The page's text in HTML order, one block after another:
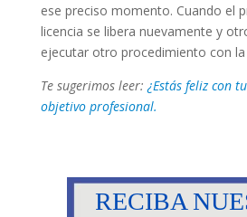
ese preciso momento. Cuando el
licencia se libera nuevamente y
ejecutar otro procedimiento con la
Te sugerimos leer: ¿Estás feliz con
objetivo profesional.
RECIBA